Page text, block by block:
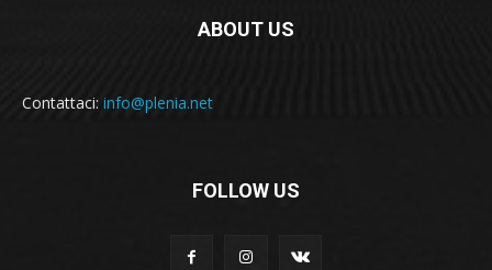
ABOUT US
Contattaci: info@plenia.net
FOLLOW US